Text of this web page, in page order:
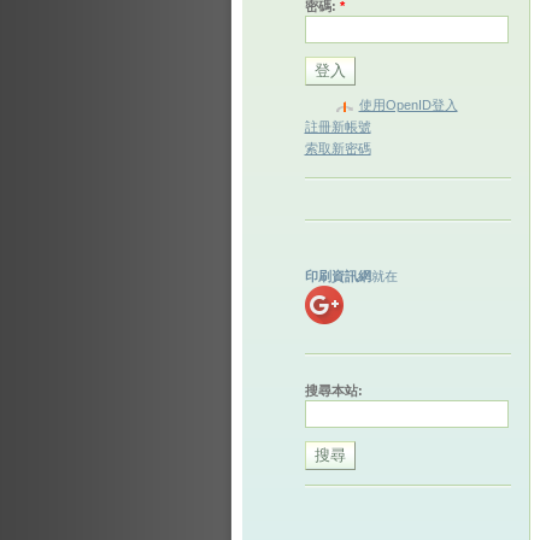
密碼: *
使用OpenID登入
註冊新帳號
索取新密碼
印刷資訊網就在
搜尋本站: